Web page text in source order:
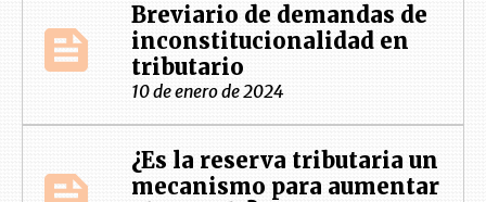
Breviario de demandas de
inconstitucionalidad en
tributario
10 de enero de 2024
¿Es la reserva tributaria un
mecanismo para aumentar